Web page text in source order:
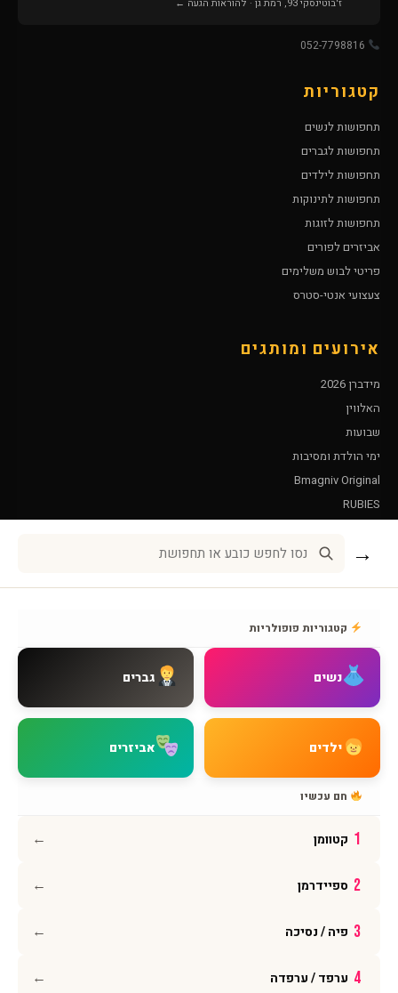
ז'בוטינסקי 93, רמת גן · להוראות הגעה ←
קטגוריות
תחפושות לנשים
תחפושות לגברים
תחפושות לילדים
תחפושות לתינוקות
תחפושות לזוגות
אביזרים לפורים
פריטי לבוש משלימים
צעצועי אנטי-סטרס
אירועים ומותגים
מידברן 2026
האלווין
שבועות
ימי הולדת ומסיבות
Bmagniv Original
RUBIES
צור קשר
שאלות נפוצות
מדיניות משלוחים
מדיניות החזרות
מדיניות פרטיות
פייסבוק
וואטסאפ
→
קטגוריות פופולריות
נשים גברים
ילדים אביזרים
חם עכשיו
1 קטוומן ←
2 ספיידרמן ←
3 פיה / נסיכה ←
4 ערפד / ערפדה ←